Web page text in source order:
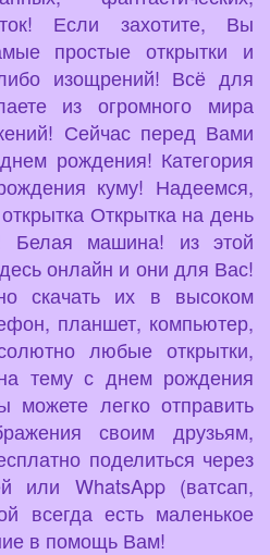
Если захотите, Вы
простые открытки и
изощрений! Всё для
из огромного мира
Сейчас перед Вами
рождения! Категория
куму! Надеемся,
Открытка на день
Белая машина! из этой
онлайн и они для Вас!
скачать их в высоком
планшет, компьютер,
любые открытки,
тему с днем рождения
легко отправить
своим друзьям,
поделиться через
или WhatsApp (ватсап,
всегда есть маленькое
в помощь Вам!